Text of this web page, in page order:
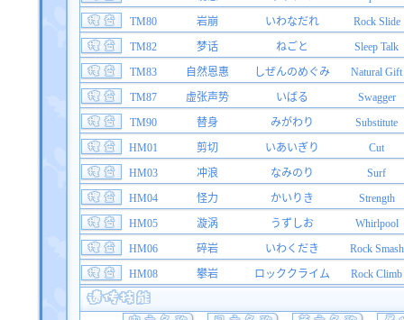
TM80
岩崩 いわなだれ
Rock Slide
TM82
梦话 ねごと
Sleep Talk
TM83
自然恩惠 しぜんのめぐみ
Natural Gift
TM87
虚张声势 いばる
Swagger
TM90
替身 みがわり
Substitute
HM01
剪切 いあいぎり
Cut
HM03
冲浪 なみのり
Surf
HM04
怪力 かいりき
Strength
HM05
漩涡 うずしお
Whirlpool
HM06
碎岩 いわくだき
Rock Smash
HM08
攀岩 ロッククライム Rock Climb